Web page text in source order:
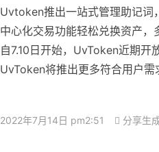
Uvtoken推出一站式管理助记
中心化交易功能轻松兑换资产，
自7.10日开始，UvToken近期开
UvToken将推出更多符合用户需
2022年7月14日 pm2:51 分享生